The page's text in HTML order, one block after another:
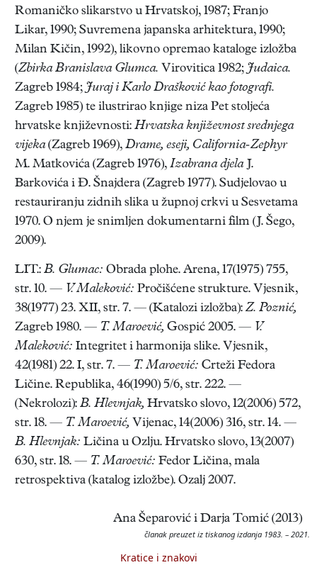
Romaničko slikarstvo u Hrvatskoj, 1987; Franjo
Likar, 1990; Suvremena japanska arhitektura, 1990;
Milan Kičin, 1992), likovno opremao kataloge izložba
(Zbirka Branislava Glumca. Virovitica 1982; Judaica.
Zagreb 1984; Juraj i Karlo Drašković kao fotografi.
Zagreb 1985) te ilustrirao knjige niza Pet stoljeća
hrvatske književnosti: Hrvatska književnost srednjega
vijeka(Zagreb 1969), Drame, eseji, California-Zephyr
M. Matkovića (Zagreb 1976), Izabrana djelaJ.
Barkovića i Đ. Šnajdera (Zagreb 1977). Sudjelovao u
restauriranju zidnih slika u župnoj crkvi u Sesvetama
1970. O njem je snimljen dokumentarni film (J. Šego,
2009).
LIT.: B. Glumac: Obrada plohe. Arena, 17(1975) 755,
str. 10. — V. Maleković: Pročišćene strukture. Vjesnik,
38(1977) 23. XII, str. 7. — (Katalozi izložba): Z. Poznić,
Zagreb 1980. — T. Maroević, Gospić 2005. — V.
Maleković: Integritet i harmonija slike. Vjesnik,
42(1981) 22. I, str. 7. — T. Maroević: Crteži Fedora
Ličine. Republika, 46(1990) 5/6, str. 222. —
(Nekrolozi): B. Hlevnjak, Hrvatsko slovo, 12(2006) 572,
str. 18. — T. Maroević, Vijenac, 14(2006) 316, str. 14. —
B. Hlevnjak: Ličina u Ozlju. Hrvatsko slovo, 13(2007)
630, str. 18. — T. Maroević: Fedor Ličina, mala
retrospektiva (katalog izložbe). Ozalj 2007.
Ana Šeparović i Darja Tomić (2013)
članak preuzet iz tiskanog izdanja 1983. – 2021.
Kratice i znakovi